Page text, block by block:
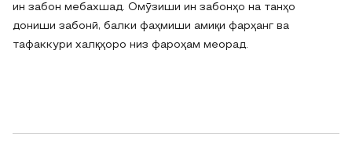
ин забон мебахшад. Омӯзиши ин забонҳо на танҳо
дониши забонӣ, балки фаҳмиши амиқи фарҳанг ва
тафаккури халқҳоро низ фароҳам меорад.